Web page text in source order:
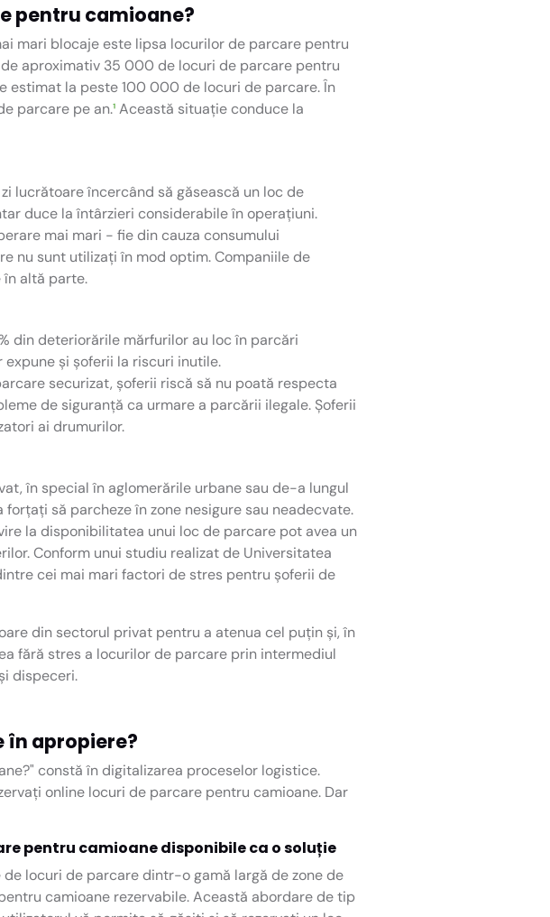
pentru camioane?
mari blocaje este lipsa locurilor de parcare pentru
aproximativ 35 000 de locuri de parcare pentru
estimat la peste 100 000 de locuri de parcare. În
parcare pe an.¹Această situație conduce la
lucrătoare încercând să găsească un loc de
duce la întârzieri considerabile în operațiuni.
mai mari - fie din cauza consumului
nu sunt utilizați în mod optim. Companiile de
altă parte.
din deteriorările mărfurilor au loc în parcări
și șoferii la riscuri inutile.
securizat, șoferii riscă să nu poată respecta
de siguranță ca urmare a parcării ilegale. Șoferii
ai drumurilor.
în special în aglomerările urbane sau de-a lungul
să parcheze în zone nesigure sau neadecvate.
la disponibilitatea unui loc de parcare pot avea un
Conform unui studiu realizat de Universitatea
cei mai mari factori de stres pentru șoferii de
din sectorul privat pentru a atenua cel puțin și, în
fără stres a locurilor de parcare prin intermediul
dispeceri.
în apropiere?
constă în digitalizarea proceselor logistice.
online locuri de parcare pentru camioane. Dar
pentru camioane disponibile ca o soluție
locuri de parcare dintr-o gamă largă de zone de
camioane rezervabile. Această abordare de tip